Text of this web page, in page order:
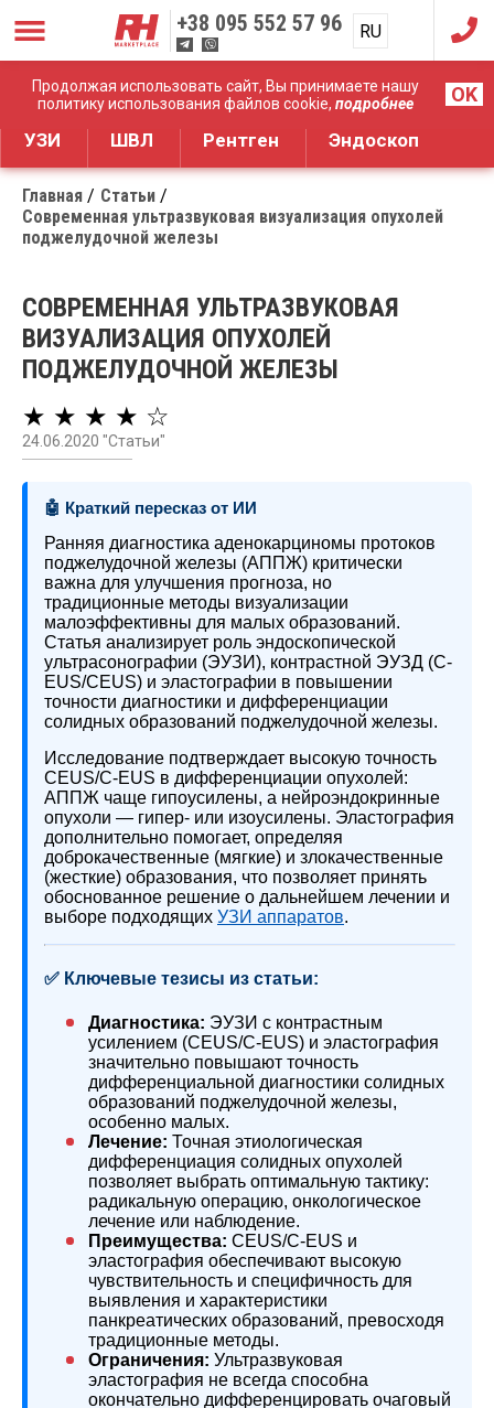
Продолжая использовать сайт, Вы принимаете нашу
политику использования файлов cookie, подробнее OK
+38 095 552 57 96 RU
UA
Дистрибуция медицинского оборудования
УЗИ ШВЛ Рентген Эндоскоп
Главная
Статьи
Современная ультразвуковая визуализация опухолей
поджелудочной железы
СОВРЕМЕННАЯ УЛЬТРАЗВУКОВАЯ
ВИЗУАЛИЗАЦИЯ ОПУХОЛЕЙ
ПОДЖЕЛУДОЧНОЙ ЖЕЛЕЗЫ
★ ★ ★ ★ ☆
24.06.2020 "Статьи"
🤖 Краткий пересказ от ИИ
Ранняя диагностика аденокарциномы протоков
поджелудочной железы (АППЖ) критически
важна для улучшения прогноза, но
традиционные методы визуализации
малоэффективны для малых образований.
Статья анализирует роль эндоскопической
ультрасонографии (ЭУЗИ), контрастной ЭУЗД (C-
EUS/CEUS) и эластографии в повышении
точности диагностики и дифференциации
солидных образований поджелудочной железы.
Исследование подтверждает высокую точность
CEUS/C-EUS в дифференциации опухолей:
АППЖ чаще гипоусилены, а нейроэндокринные
опухоли — гипер- или изоусилены. Эластография
дополнительно помогает, определяя
доброкачественные (мягкие) и злокачественные
(жесткие) образования, что позволяет принять
обоснованное решение о дальнейшем лечении и
выборе подходящих УЗИ аппаратов.
✅ Ключевые тезисы из статьи:
Диагностика: ЭУЗИ с контрастным
усилением (CEUS/C-EUS) и эластография
значительно повышают точность
дифференциальной диагностики солидных
образований поджелудочной железы,
особенно малых.
Лечение: Точная этиологическая
дифференциация солидных опухолей
позволяет выбрать оптимальную тактику:
радикальную операцию, онкологическое
лечение или наблюдение.
Преимущества: CEUS/C-EUS и
эластография обеспечивают высокую
чувствительность и специфичность для
выявления и характеристики
панкреатических образований, превосходя
традиционные методы.
Ограничения: Ультразвуковая
эластография не всегда способна
окончательно дифференцировать очаговый